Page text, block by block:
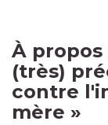
À
(très)
contre
mère »